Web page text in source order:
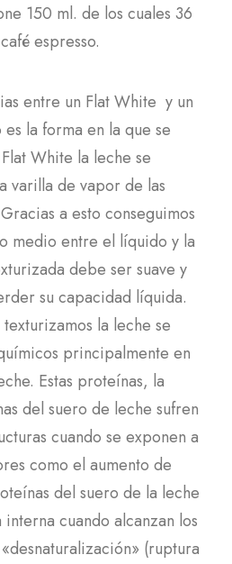
150 ml. de los cuales 36
espresso.
entre un Flat White y un
la forma en la que se
White la leche se
varilla de vapor de las
a esto conseguimos
medio entre el líquido y la
debe ser suave y
su capacidad líquida.
la leche se
principalmente en
Estas proteínas, la
del suero de leche sufren
cuando se exponen a
como el aumento de
del suero de la leche
cuando alcanzan los
(ruptura